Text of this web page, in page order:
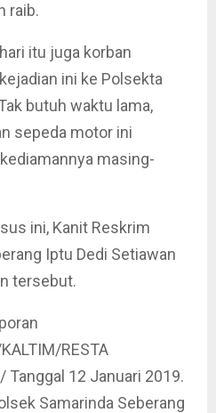
raib.
itu juga korban
ini ke Polsekta
butuh waktu lama,
sepeda motor ini
masing-
ini, Kanit Reskrim
Iptu Dedi Setiawan
tersebut.
RESTA
Tanggal 12 Januari 2019.
Samarinda Seberang